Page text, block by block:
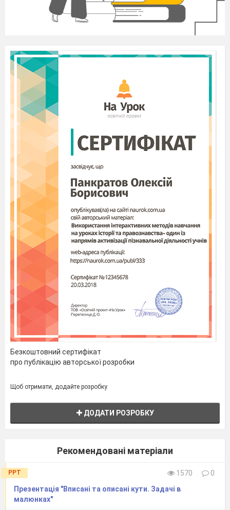
вивчений матеріал; виховувати графічну
культуру учнів, інтерес до предмету,
українських математиків.
Для проведення уроку ви об’єднані у
чотири групи. Перед вами лиски
оцінювання, куди ви вже записали прізвища
членів групи. Під час виконання завдань,
«секретарі» груп вноситимуть ваші
зароблені бали.
Узагальнення і систематизація
теоретичних знань
Перш за все повторимо теоретичний
матеріал за допомогою вправи
«Незакінчене речення». Правильна
відповідь оцінюється 2 балами, часткова—
1 бал, неправильна — 0 балів.
Узагальнення і систематизація
Безкоштовний сертифікат
про публікацію авторської розробки
Щоб отримати, додайте розробку
ДОДАТИ РОЗРОБКУ
Рекомендовані матеріали
PPT 1570
0
Презентація "Вписані та описані кути. Задачі в
малюнках"